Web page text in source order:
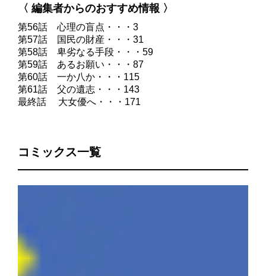
〈 編集者からのおすすめ情報 〉
第56話 心理の盲点・・・3
第57話 国民の財産・・・31
第58話 卑劣なる手段・・・59
第59話 あるお願い・・・87
第60話 一か八か・・・115
第61話 父の遺志・・・143
最終話 大女優へ・・・171
コミックス一覧